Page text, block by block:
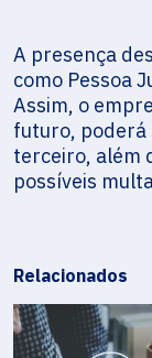
A presença
como Pessoa
Assim, o
futuro, poderá
terceiro, além
possíveis
Relacionados